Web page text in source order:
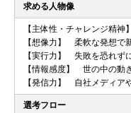
求める人物像
【主体性・チャレンジ精
【想像力】 柔軟な発想で
【実行力】 失敗を恐れず
【情報感度】 世の中の動
【発信力】 自社メディア
選考フロー